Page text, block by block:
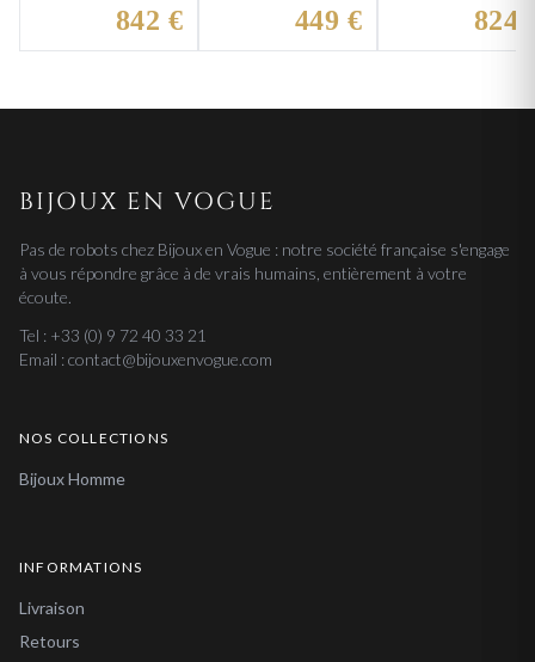
842 € 449 € 824
BIJOUX EN VOGUE
Pas de robots chez Bijoux en Vogue : notre société française s'engage
à vous répondre grâce à de vrais humains, entièrement à votre
écoute.
Tel : +33 (0) 9 72 40 33 21
Email : contact@bijouxenvogue.com
NOS COLLECTIONS
Bijoux Homme
INFORMATIONS
Livraison
Retours